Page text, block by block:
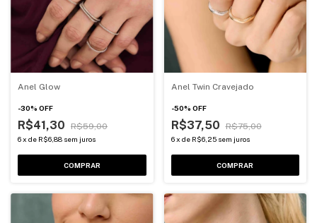
Anel Glow
-30% OFF
R$41,30 R$59,00
6x de R$6,88 sem juros
COMPRAR
Anel Twin Cravejado
-50% OFF
R$37,50 R$75,00
6 x de R$6,25 sem juros
COMPRAR